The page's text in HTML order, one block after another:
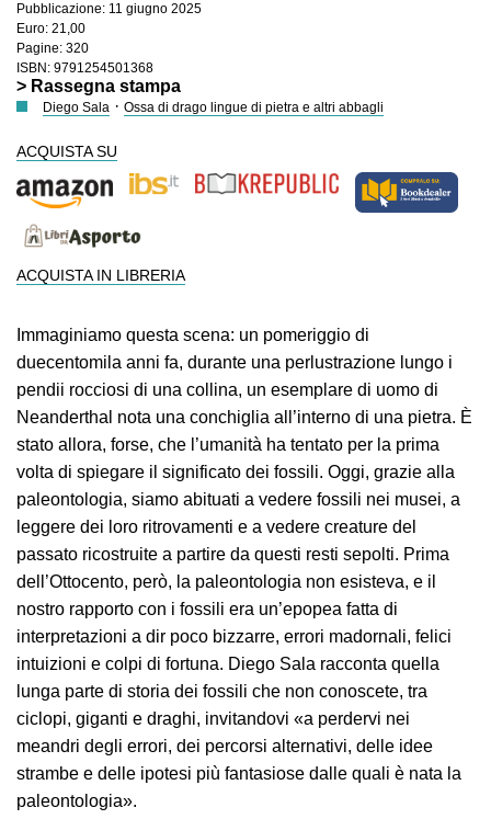
Pubblicazione: 11 giugno 2025
Euro: 21,00
Pagine: 320
ISBN: 9791254501368
> Rassegna stampa
Diego Sala · Ossa di drago lingue di pietra e altri abbagli
ACQUISTA SU
ACQUISTA IN LIBRERIA
Immaginiamo questa scena: un pomeriggio di
duecentomila anni fa, durante una perlustrazione lungo i
pendii rocciosi di una collina, un esemplare di uomo di
Neanderthal nota una conchiglia all’interno di una pietra. È
stato allora, forse, che l’umanità ha tentato per la prima
volta di spiegare il significato dei fossili. Oggi, grazie alla
paleontologia, siamo abituati a vedere fossili nei musei, a
leggere dei loro ritrovamenti e a vedere creature del
passato ricostruite a partire da questi resti sepolti. Prima
dell’Ottocento, però, la paleontologia non esisteva, e il
nostro rapporto con i fossili era un’epopea fatta di
interpretazioni a dir poco bizzarre, errori madornali, felici
intuizioni e colpi di fortuna. Diego Sala racconta quella
lunga parte di storia dei fossili che non conoscete, tra
ciclopi, giganti e draghi, invitandovi «a perdervi nei
meandri degli errori, dei percorsi alternativi, delle idee
strambe e delle ipotesi più fantasiose dalle quali è nata la
paleontologia».